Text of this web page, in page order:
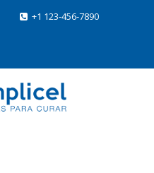
+1 123-456-7890